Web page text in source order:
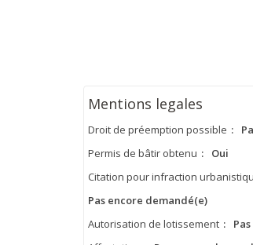
Mentions legales
Droit de préemption possible :
Permis de bâtir obtenu :
Oui
Citation pour infraction
Pas encore demandé(e)
Autorisation de lotissement :